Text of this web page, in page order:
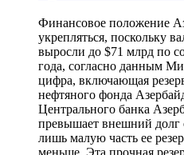
Финансовое положение
укрепляться, поскольку
выросли до $71 млрд по
года, согласно данным
цифра, включающая
нефтяного фонда
Центрального банка
превышает внешний долг
лишь малую часть ее
меньше. Эта прочная